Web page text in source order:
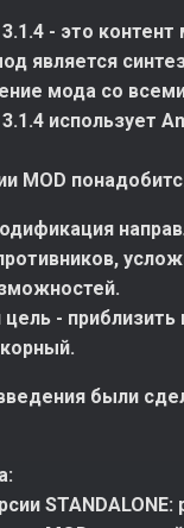
- это
является
мода со
3.1.4 использует
MOD
- приблизить
были